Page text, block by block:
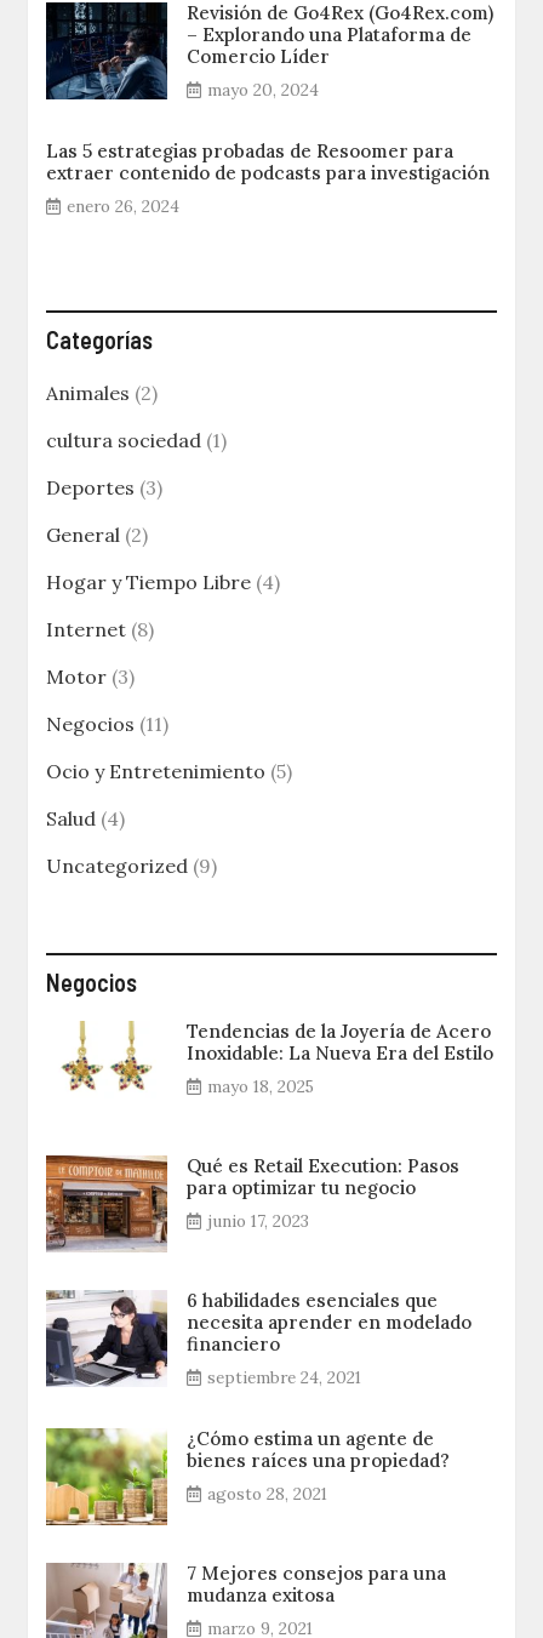
Revisión de Go4Rex (Go4Rex.com)
– Explorando una Plataforma de
Comercio Líder
mayo 20, 2024
Las 5 estrategias probadas de Resoomer para
extraer contenido de podcasts para investigación
enero 26, 2024
Categorías
Animales (2)
cultura sociedad (1)
Deportes (3)
General (2)
Hogar y Tiempo Libre (4)
Internet (8)
Motor (3)
Negocios (11)
Ocio y Entretenimiento (5)
Salud (4)
Uncategorized (9)
Negocios
Tendencias de la Joyería de Acero
Inoxidable: La Nueva Era del Estilo
mayo 18, 2025
Qué es Retail Execution: Pasos
para optimizar tu negocio
junio 17, 2023
6 habilidades esenciales que
necesita aprender en modelado
financiero
septiembre 24, 2021
¿Cómo estima un agente de
bienes raíces una propiedad?
agosto 28, 2021
7 Mejores consejos para una
mudanza exitosa
marzo 9, 2021